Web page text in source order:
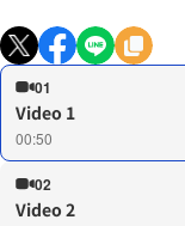
01
Video 1
00:50
02
Video 2